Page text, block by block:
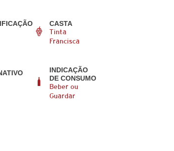
CASTA
Tinta
Francisca
INDICAÇÃO
DE CONSUMO
Beber ou
Guardar